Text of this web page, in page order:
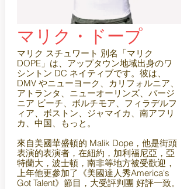
マリク・ドープ
マリク スチュワート 別名「マリク
DOPE」は、アップタウン地域出身のワ
シントン DC ネイティブです。彼は、
DMV やニューヨーク、カリフォルニア、
アトランタ、ニューオーリンズ、バージ
ニア ビーチ、ボルチモア、フィラデルフ
ィア、ボストン、ジャマイカ、南アフリ
カ、中国、もっと。
來自美國華盛頓的 Malik Dope，他是街頭
表演的表演者，在紐約，加利福尼亞，亞
特蘭大，波士頓，南非等地方被受歡迎，
上年他更參加了《美國達人秀America's
Got Talent》節目，大受評判團 好評一致。